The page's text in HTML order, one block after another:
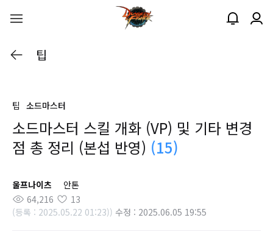
팁
팁 소드마스터
소드마스터 스킬 개화 (VP) 및 기타 변경
점 총 정리 (본섭 반영) (15)
울프나이츠
안톤
64,216
13
(등록 : 2025.05.22 01:23)) 수정 : 2025.06.05 19:55